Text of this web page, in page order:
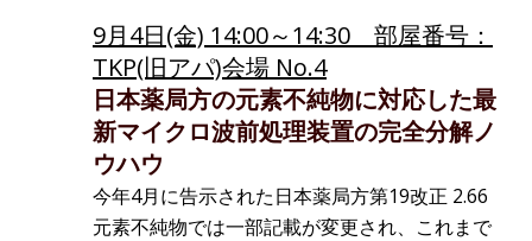
9月4日(金) 14:00～14:30 部屋番号：
TKP(旧アパ)会場 No.4
日本薬局方の元素不純物に対応した最
新マイクロ波前処理装置の完全分解ノ
ウハウ
今年4月に告示された日本薬局方第19改正 2.66
元素不純物では一部記載が変更され、これまで